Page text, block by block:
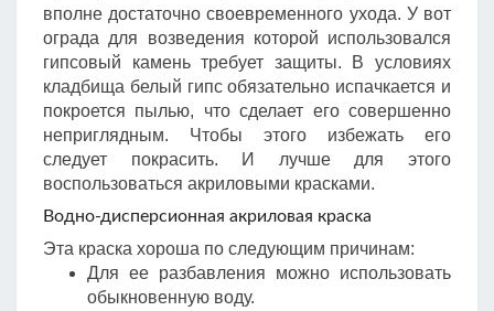
вполне достаточно своевременного ухода. У вот
ограда для возведения которой использовался
гипсовый камень требует защиты. В условиях
кладбища белый гипс обязательно испачкается и
покроется пылью, что сделает его совершенно
неприглядным. Чтобы этого избежать его
следует покрасить. И лучше для этого
воспользоваться акриловыми красками.
Водно-дисперсионная акриловая краска
Эта краска хороша по следующим причинам:
Для ее разбавления можно использовать
обыкновенную воду.